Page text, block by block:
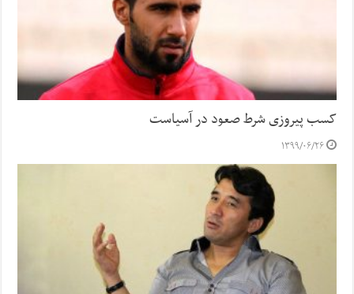
کسب پیروزی شرط صعود در آسیاست
۱۳۹۹/۰۶/۲۶